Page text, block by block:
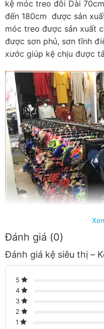
kệ móc treo đôi Dài
đến 180cm được sản
móc treo được sản xuất
được sơn phủ, sơn tĩnh
xước giúp kệ chịu được
Thông số kĩ thuật
Đánh giá (0)
Đánh giá kệ siêu thị –
5
4
3
2
1